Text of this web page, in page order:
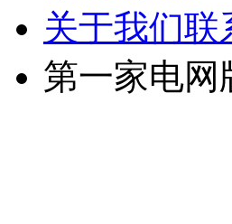
关于我们联
第一家电网